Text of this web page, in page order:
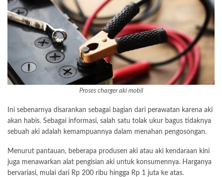
Proses charger aki mobil
Ini sebenarnya disarankan sebagai bagian dari perawatan karena aki
akan habis. Sebagai informasi, salah satu tolak ukur bagus tidaknya
sebuah aki adalah kemampuannya dalam menahan pengosongan.
Menurut pantauan, beberapa produsen aki atau aki kendaraan kini
juga menawarkan alat pengisian aki untuk konsumennya. Harganya
bervariasi, mulai dari Rp 200 ribu hingga Rp 1 juta ke atas.